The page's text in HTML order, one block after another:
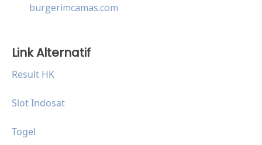
burgerimcamas.com
Link Alternatif
Result HK
Slot Indosat
Togel